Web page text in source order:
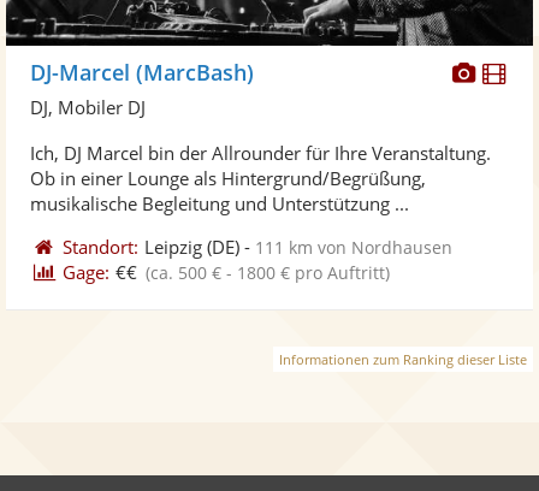
Fotos
DJ-Marcel (MarcBash)
DJ, Mobiler DJ
Ich, DJ Marcel bin der Allrounder für Ihre Veranstaltung.
Ob in einer Lounge als Hintergrund/Begrüßung,
musikalische Begleitung und Unterstützung ...
Standort: Leipzig (DE) - 111 km von Nordhausen
Gage: €€ (ca. 500 € - 1800 € pro Auftritt)
Informationen zum Ranking dieser Liste